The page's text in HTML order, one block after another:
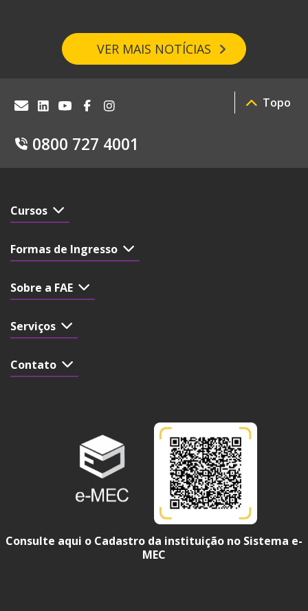
VER MAIS NOTÍCIAS
0800 727 4001
Topo
Cursos
Formas de Ingresso
Sobre a FAE
Serviços
Contato
Consulte aqui o Cadastro da instituição no Sistema e-
MEC